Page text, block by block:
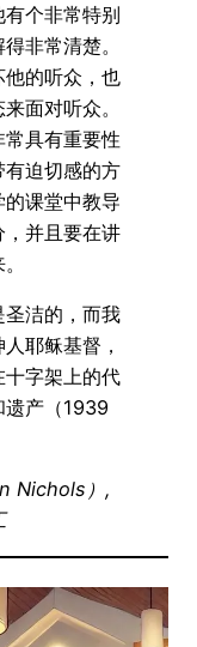
个非常特别
非常清楚。
的听众，也
面对听众。
具有重要性
迫切感的方
课堂中教导
并且要在讲
圣洁的，而我
耶稣基督，
字架上的代
遗产（1939
Nichols）,